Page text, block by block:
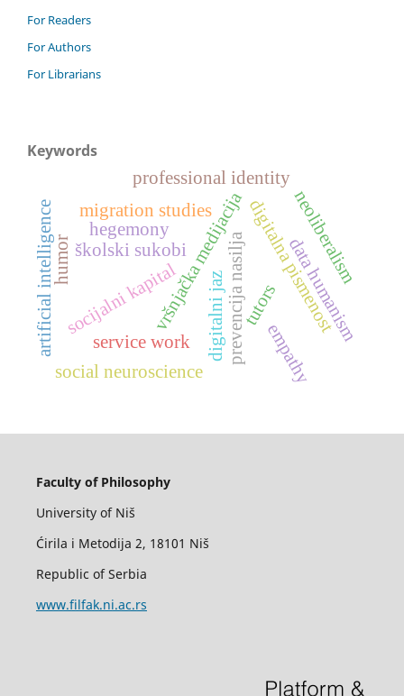
For Readers
For Authors
For Librarians
Keywords
vršnjačka medijacija
školski sukobi prevencija nasilja
socijalni kapital digitalna pismenost
digitalni jaz
professional identity
tutors
service work
migration studies
data humanism
empathy
social neuroscience
neoliberalism
hegemony
humor
artificial intelligence
Faculty of Philosophy
University of Niš
Ćirila i Metodija 2, 18101 Niš
Republic of Serbia
www.filfak.ni.ac.rs